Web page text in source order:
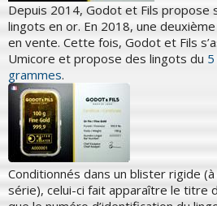
Depuis 2014, Godot et Fils propose
lingots en or. En 2018, une
en vente. Cette fois, Godot et Fils
Umicore et propose des lingots du
grammes.
Conditionnés dans un blister rigide
série), celui-ci fait apparaître le titre